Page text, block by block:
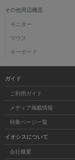
その他周辺機器
モニター
マウス
キーボード
ガイド
ご利用ガイド
メディア掲載情報
特集ページ一覧
イオシスについて
会社概要